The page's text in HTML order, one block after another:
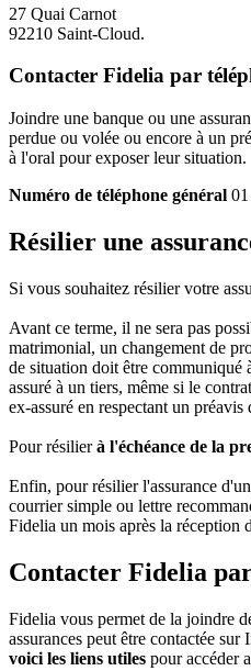
27 Quai Carnot
92210 Saint-Cloud.
Contacter Fidelia par
Joindre une banque ou une
perdue ou volée ou encore à un
à l'oral pour exposer leur situation.
Numéro de téléphone général
Résilier une
Si vous souhaitez résilier votre
Avant ce terme, il ne sera pas
matrimonial, un changement de
de situation doit être communiqué
assuré à un tiers, même si le
ex-assuré en respectant un
Pour résilierà l'échéance de la
Enfin, pour résilier l'assurance
courrier simple ou lettre
Fidelia un mois après la réception
Contacter Fidelia
Fidelia vous permet de la joindre
assurances peut être contactée
voici les liens utiles pour accéder